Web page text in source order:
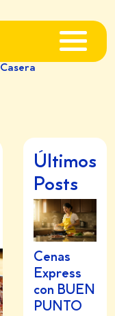
Últimos
Posts
Cenas
Express
con BUEN
PUNTO